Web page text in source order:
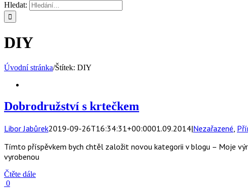
Hledat:
DIY
Úvodní stránka/Štítek: DIY
Dobrodružství s krtečkem
Libor Jabůrek2019-09-26T16:34:31+00:0001.09.2014|Nezařazené
Tímto příspěvkem bych chtěl založit novou kategorii v blogu – Moje
vyrobenou
Čtěte dále
0